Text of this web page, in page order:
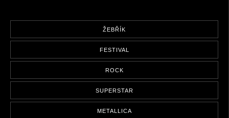
ŽEBŘÍK
FESTIVAL
ROCK
SUPERSTAR
METALLICA